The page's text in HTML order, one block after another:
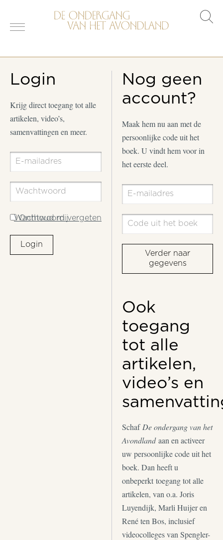
Login
Krijg direct toegang tot alle
artikelen, video’s,
samenvattingen en meer.
Wachtwoord vergeten
Onthoud mij
Login
Nog geen
account?
Maak hem nu aan met de
persoonlijke code uit het
boek. U vindt hem voor in
het eerste deel.
Verder naar
gegevens
Ook
toegang
tot alle
artikelen,
video’s en
Schaf De ondergang van het
Avondlandaan en activeer
uw persoonlijke code uit het
boek. Dan heeft u
onbeperkt toegang tot alle
artikelen, van o.a. Joris
Luyendijk, Marli Huijer en
René ten Bos, inclusief
videocolleges van Spengler-